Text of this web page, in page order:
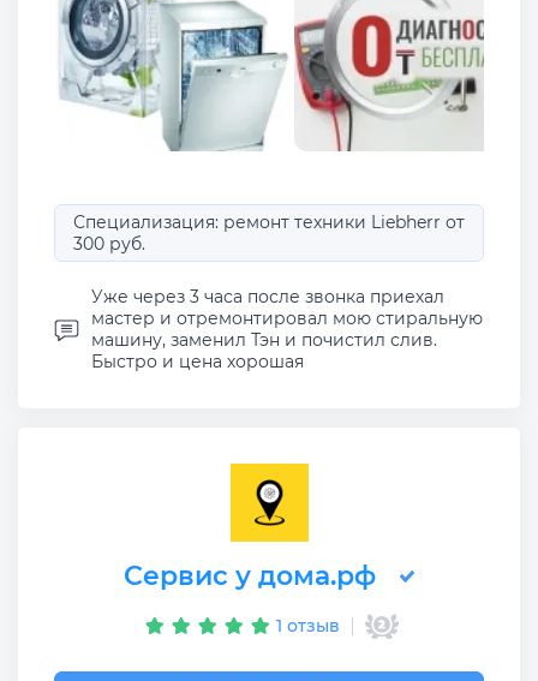
Специализация: ремонт техники Liebherr от
300 руб.
Уже через 3 часа после звонка приехал
мастер и отремонтировал мою стиральную
машину, заменил Тэн и почистил слив.
Быстро и цена хорошая
Сервис у дома.рф
1 отзыв